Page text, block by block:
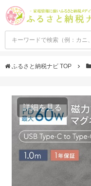
ふるさと納税ナビ TOP
詳細を見る